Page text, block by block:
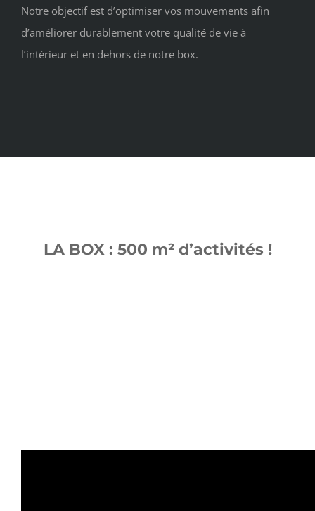
Notre objectif est d’optimiser vos mouvements afin
d’améliorer durablement votre qualité de vie à
l’intérieur et en dehors de notre box.
LA BOX : 500 m² d’activités !